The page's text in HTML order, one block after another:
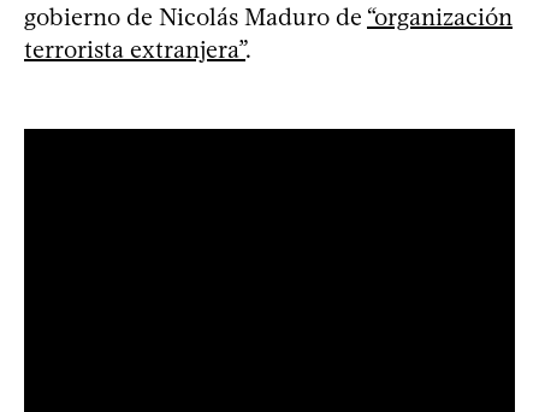
gobierno de Nicolás Maduro de “organización
terrorista extranjera”.